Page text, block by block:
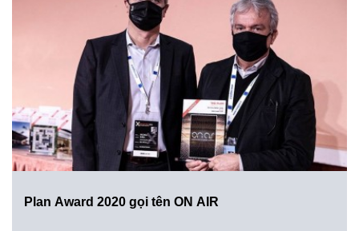
Plan Award 2020 gọi tên ON AIR